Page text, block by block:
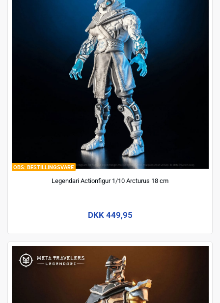
BESTILLINGSVARE
Legendari Actionfigur 1/10 Arcturus 18 cm
DKK 449,95